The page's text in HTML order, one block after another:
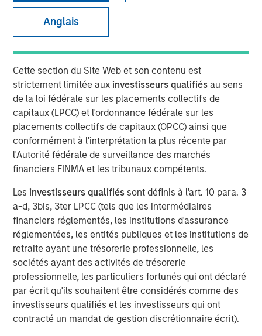
Anglais
Cette section du Site Web et son contenu est
strictement limitée aux investisseurs qualifiésau sens
de la loi fédérale sur les placements collectifs de
capitaux (LPCC) et l'ordonnance fédérale sur les
placements collectifs de capitaux (OPCC) ainsi que
conformément à l'interprétation la plus récente par
l'Autorité fédérale de surveillance des marchés
financiers FINMA et les tribunaux compétents.
Les investisseurs qualifiés sont définis à l'art. 10 para. 3
a-d, 3bis, 3ter LPCC (tels que les intermédiaires
financiers réglementés, les institutions d'assurance
réglementées, les entités publiques et les institutions de
retraite ayant une trésorerie professionnelle, les
sociétés ayant des activités de trésorerie
professionnelle, les particuliers fortunés qui ont déclaré
par écrit qu'ils souhaitent être considérés comme des
investisseurs qualifiés et les investisseurs qui ont
contracté un mandat de gestion discrétionnaire écrit).
Investors Refocus on
Fundamentals
12 MAI 2026
Today’s market is demanding a more disciplined
approach to income investing; Morgan Stanley Real
Estate Investing’s David Gross sat down with PERE to
discuss the rise of selectivity in net lease real estate
In latest PERE Net Lease Report, David Gross, Managing
Director and Head of Acquisitions for Morgan Stanley
Real Estate Investing, highlights how high-quality net
lease investing may deliver durable, downside-protected
income—supported by tenant credit, mission-critical real
estate, and structural tailwinds.
“Tenant strength, asset quality and demand drivers are
increasingly shaping where real estate investors find